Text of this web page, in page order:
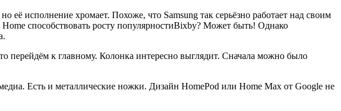
исполнение хромает. Похоже, что Samsung так серьёзно работает над своим
способствовать росту популярностиBixby? Может быть! Однако
перейдём к главному. Колонка интересно выглядит. Сначала можно было
Есть и металлические ножки. Дизайн HomePod или Home Max от Google не